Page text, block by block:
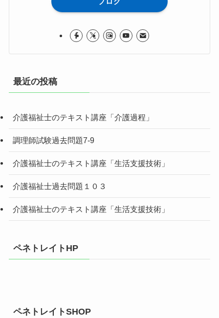
最近の投稿
介護福祉士のテキスト講座「介護過程」
調理師試験過去問題7-9
介護福祉士のテキスト講座「生活支援技術」
介護福祉士過去問題１０３
介護福祉士のテキスト講座「生活支援技術」
ペネトレイトHP
ペネトレイトSHOP